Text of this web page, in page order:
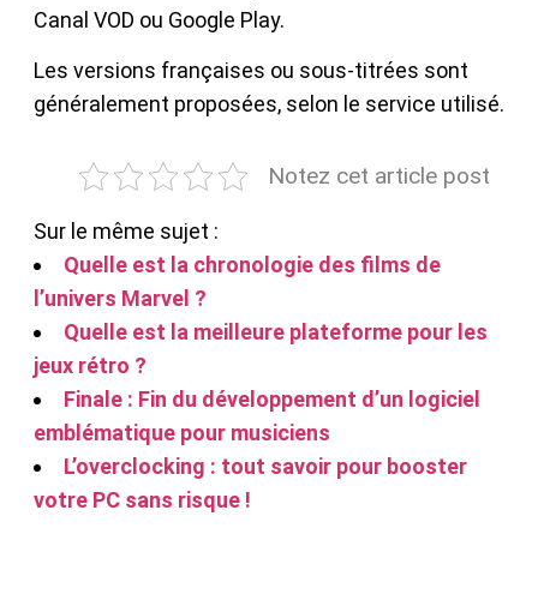
Canal VOD ou Google Play.
Les versions françaises ou sous-titrées sont
généralement proposées, selon le service utilisé.
Notez cet article post
Sur le même sujet :
Quelle est la chronologie des films de
l’univers Marvel ?
Quelle est la meilleure plateforme pour les
jeux rétro ?
Finale : Fin du développement d’un logiciel
emblématique pour musiciens
L’overclocking : tout savoir pour booster
votre PC sans risque !